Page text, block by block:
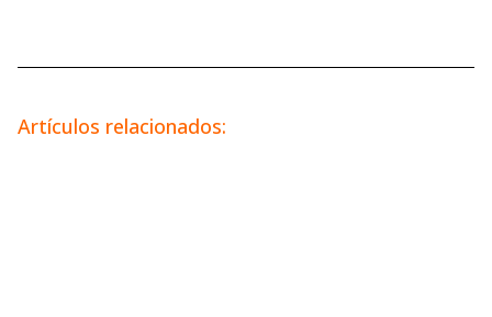
Artículos relacionados: